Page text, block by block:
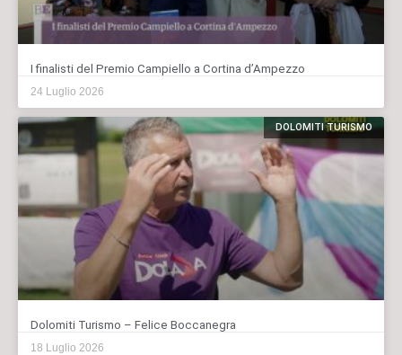
I finalisti del Premio Campiello a Cortina d’Ampezzo
24 Luglio 2026
DOLOMITI TURISMO
Dolomiti Turismo – Felice Boccanegra
18 Luglio 2026